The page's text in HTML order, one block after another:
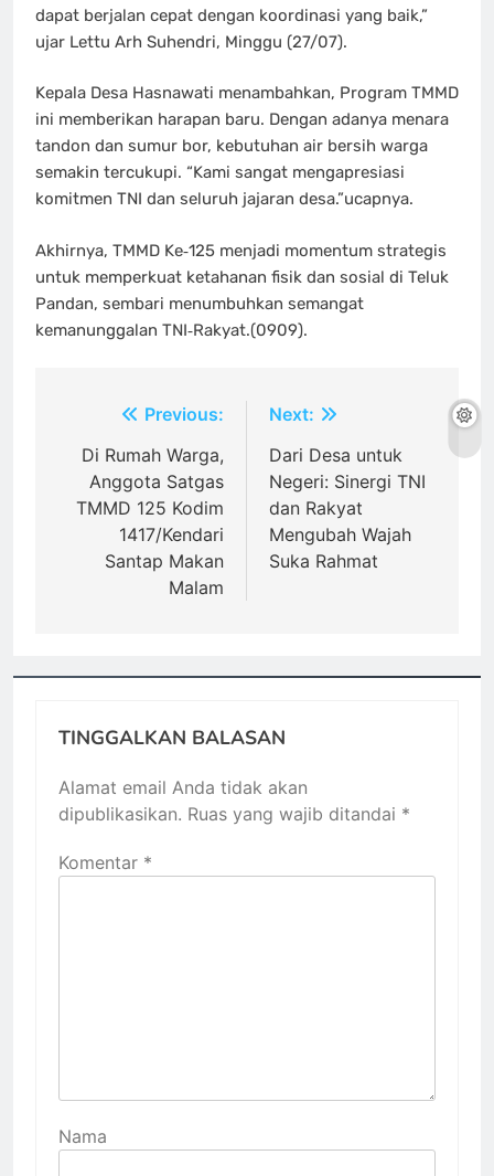
dapat berjalan cepat dengan koordinasi yang baik,”
ujar Lettu Arh Suhendri, Minggu (27/07).
Kepala Desa Hasnawati menambahkan, Program TMMD
ini memberikan harapan baru. Dengan adanya menara
tandon dan sumur bor, kebutuhan air bersih warga
semakin tercukupi. “Kami sangat mengapresiasi
komitmen TNI dan seluruh jajaran desa.”ucapnya.
Akhirnya, TMMD Ke‑125 menjadi momentum strategis
untuk memperkuat ketahanan fisik dan sosial di Teluk
Pandan, sembari menumbuhkan semangat
kemanunggalan TNI‑Rakyat.(0909).
Navigasi
pos
Previous:
Di Rumah Warga,
Anggota Satgas
TMMD 125 Kodim
1417/Kendari
Santap Makan
Malam
Next:
Dari Desa untuk
Negeri: Sinergi TNI
dan Rakyat
Mengubah Wajah
Suka Rahmat
TINGGALKAN BALASAN
Alamat email Anda tidak akan
dipublikasikan. Ruas yang wajib ditandai *
Komentar *
Nama